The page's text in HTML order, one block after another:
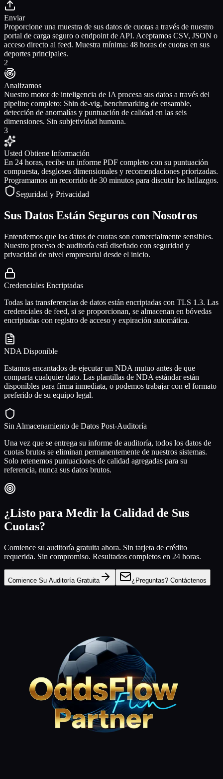
Enviar
Proporcione una muestra de sus datos de cuotas a través de nuestro
portal de carga seguro o endpoint de API. Aceptamos CSV, JSON o
acceso directo al feed. Muestra mínima: 48 horas de cuotas en sus
deportes principales.
2
Analizamos
Nuestro motor de inteligencia de IA procesa sus datos a través del
pipeline completo: Shin de-vig, benchmarking de ensamble,
detección de anomalías y puntuación de calidad en las seis
dimensiones. Sin subjetividad humana.
3
Usted Obtiene Información
En 24 horas, recibe un informe PDF completo con su puntuación
compuesta, desgloses dimensionales y recomendaciones priorizadas.
Programamos un recorrido de 30 minutos para discutir los hallazgos.
Seguridad y Privacidad
Sus Datos Están Seguros con Nosotros
Entendemos que los datos de cuotas son comercialmente sensibles.
Nuestro proceso de auditoría está diseñado con seguridad y
privacidad de nivel empresarial desde el inicio.
Credenciales Encriptadas
Todas las transferencias de datos están encriptadas con TLS 1.3. Las
credenciales de feed, si se proporcionan, se almacenan en bóvedas
encriptadas con registro de acceso y expiración automática.
NDA Disponible
Estamos encantados de ejecutar un NDA mutuo antes de que
comparta cualquier dato. Las plantillas de NDA estándar están
disponibles para firma inmediata, o podemos trabajar con el formato
preferido de su equipo legal.
Sin Almacenamiento de Datos Post-Auditoría
Una vez que se entrega su informe de auditoría, todos los datos de
cuotas brutos se eliminan permanentemente de nuestros sistemas.
Solo retenemos puntuaciones de calidad agregadas para su
referencia, nunca sus datos brutos.
¿Listo para Medir la Calidad de Sus
Cuotas?
Comience su auditoría gratuita ahora. Sin tarjeta de crédito
requerida. Sin compromiso. Resultados completos en 24 horas.
Comience Su Auditoría Gratuita ¿Preguntas? Contáctenos